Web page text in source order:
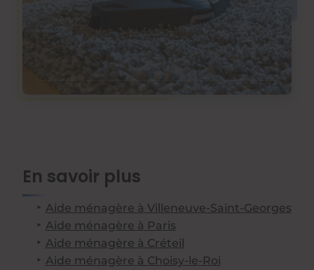
En savoir plus
Aide ménagère à Villeneuve-Saint-Georges
Aide ménagère à Paris
Aide ménagère à Créteil
Aide ménagère à Choisy-le-Roi